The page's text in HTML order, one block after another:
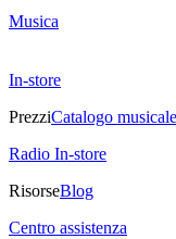
Musica
In-store
PrezziCatalogo musicale
Radio In-store
RisorseBlog
Centro assistenza